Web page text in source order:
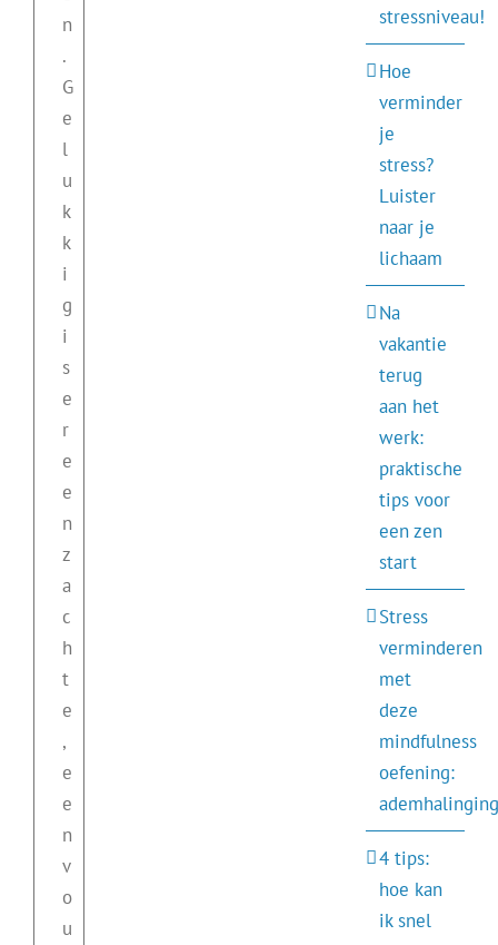
n
.
G
e
l
u
k
k
i
g
i
s
e
r
e
e
n
z
a
c
h
t
e
,
e
e
n
v
o
u
stressniveau!
Hoe
verminder
je
stress?
Luister
naar je
lichaam
Na
vakantie
terug
aan het
werk:
praktische
tips voor
een zen
start
Stress
verminderen
met
deze
mindfulness
oefening:
4 tips:
hoe kan
ik snel